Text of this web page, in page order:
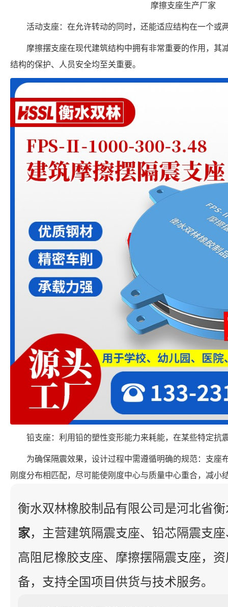
摩擦支座生产厂家
活动支座：在允许转动的同时，还能适应结构在一个或
摩擦摆支座在现代建筑结构中拥有非常重要的作用，其
结构的保护、人员安全均至关重要。
铅支座：利用铅的塑性变形能力来耗能，在某些特定抗
为确保隔震效果，设计过程中需遵循明确的规范：支座
刚度分布相匹配，尽可能使刚度中心与质量中心重合，减小
衡水双林橡胶制品有限公司是河北省
家，主营建筑隔震支座、铅芯隔震支
高阻尼橡胶支座、摩擦摆隔震支座，
备，支持全国项目供货与技术服务。